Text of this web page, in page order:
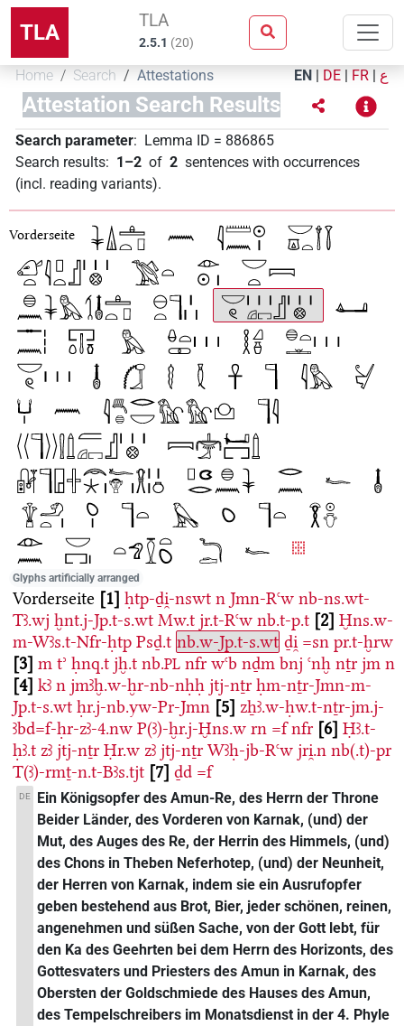
TLA TLA
2.5.1 (20)
Home Search Attestations EN | DE | FR | ع
Attestation Search Results
Search parameter: Lemma ID = 886865
Search results: 1–2 of 2 sentences with occurrences
(incl. reading variants).
Vorderseite
Glyphs artificially arranged
Vorderseite 1 ḥtp-ḏi̯-nswt n Jmn-Rꜥw nb-ns.wt-
Tꜣ.wj ḫnt.j-Jp.t-s.wt Mw.t jr.t-Rꜥw nb.t-p.t 2 Ḫns.w-
m-Wꜣs.t-Nfr-ḥtp Psḏ.t nb.w-Jp.t-s.wt ḏi̯ =sn pr.t-ḫrw
3 m tʾ ḥnq.t jḫ.t nb.PL nfr wꜥb nḏm bnj ꜥnḫ nṯr jm n
4 kꜣ n jmꜣḫ.w-ḫr-nb-nḥḥ jtj-nṯr ḥm-nṯr-Jmn-m-
Jp.t-s.wt ḥr.j-nb.yw-Pr-Jmn 5 zẖꜣ.w-ḥw.t-nṯr-jm.j-
ꜣbd=f-ḥr-zꜣ-4.nw P(ꜣ)-ḫr.j-Ḫns.w rn =f nfr 6 Ḥꜣ.t-
ḥꜣ.t zꜣ jtj-nṯr Ḥr.w zꜣ jtj-nṯr Wꜣḥ-jb-Rꜥw jri̯.n nb(.t)-pr
T(ꜣ)-rmṯ-n.t-Bꜣs.tjt 7 ḏd =f
DE
Ein Königsopfer des Amun-Re, des Herrn der Throne
Beider Länder, des Vorderen von Karnak, (und) der
Mut, des Auges des Re, der Herrin des Himmels, (und)
des Chons in Theben Neferhotep, (und) der Neunheit,
der Herren von Karnak, indem sie ein Ausrufopfer
geben bestehend aus Brot, Bier, jeder schönen, reinen,
angenehmen und süßen Sache, von der Gott lebt, für
den Ka des Geehrten bei dem Herrn des Horizonts, des
Gottesvaters und Priesters des Amun in Karnak, des
Obersten der Goldschmiede des Hauses des Amun,
des Tempelschreibers im Monatsdienst in der 4. Phyle